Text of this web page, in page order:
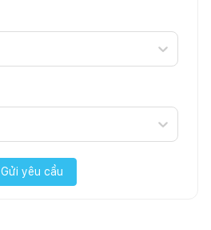
Gửi yêu cầu